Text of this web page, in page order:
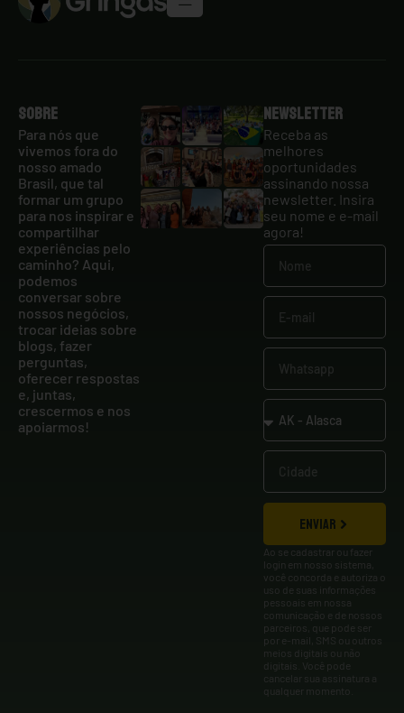
Sobre
Para nós que
vivemos fora do
nosso amado
Brasil, que tal
formar um grupo
para nos inspirar e
compartilhar
experiências pelo
caminho? Aqui,
podemos
conversar sobre
nossos negócios,
trocar ideias sobre
blogs, fazer
perguntas,
oferecer respostas
e, juntas,
crescermos e nos
apoiarmos!
Newsletter
Receba as
melhores
oportunidades
assinando nossa
newsletter. Insira
seu nome e e-mail
agora!
ENVIAR
Ao se cadastrar ou fazer
login em nosso sistema,
você concorda e autoriza o
uso de suas informações
pessoais em nossa
comunicação e de nossos
parceiros, que pode ser
por e-mail, SMS ou outros
meios digitais ou não
digitais. Você pode
cancelar sua assinatura a
qualquer momento.